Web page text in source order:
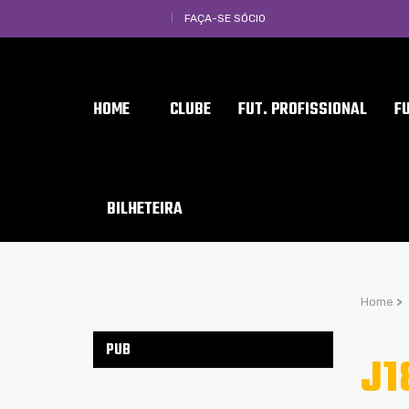
FAÇA-SE SÓCIO
HOME CLUBE FUT. PROFISSIONAL
BILHETEIRA
Home >
PUB